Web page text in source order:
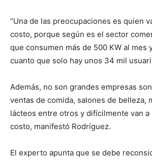
“Una de las preocupaciones es quien
costo, porque según es el sector
que consumen más de 500 KW al mes
cuanto que solo hay unos 34 mil
Además, no son grandes empresas
ventas de comida, salones de belleza,
lácteos entre otros y difícilmente van
costo, manifestó Rodríguez.
El experto apunta que se debe